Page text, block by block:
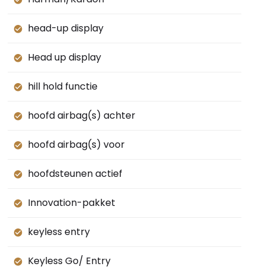
head-up display
Head up display
hill hold functie
hoofd airbag(s) achter
hoofd airbag(s) voor
hoofdsteunen actief
Innovation-pakket
keyless entry
Keyless Go/ Entry